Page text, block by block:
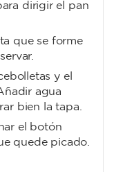
dirigir el pan
que se forme
y el
agua
bien la tapa.
el botón
quede picado.